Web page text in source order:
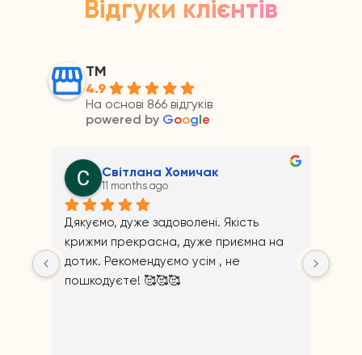
Відгуки клієнтів
ТМ
4.9
На основі 866 відгуків
powered by Google
Андрій Прайс
11 months ago